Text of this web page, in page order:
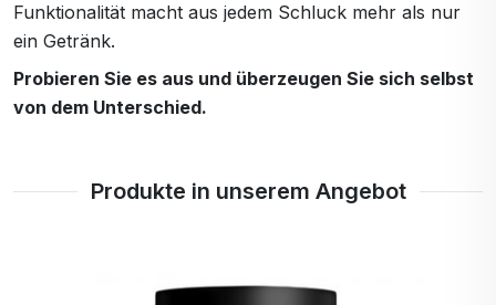
Funktionalität macht aus jedem Schluck mehr als nur
ein Getränk.
Probieren Sie es aus und überzeugen Sie sich selbst
von dem Unterschied.
Produkte in unserem Angebot